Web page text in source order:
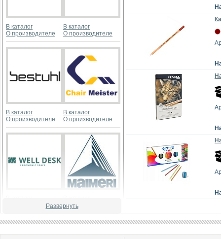
В каталог
О производителе
В каталог
О производителе
В каталог
О производителе
В каталог
О производителе
О производителе
О производителе
Развернуть